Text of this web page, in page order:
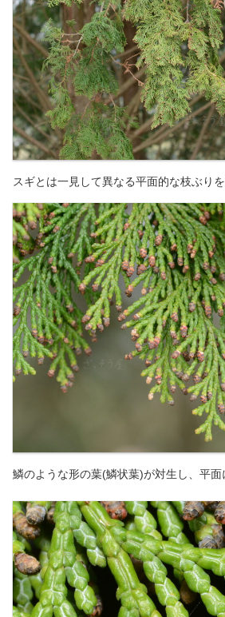
スギとは一見して異なる平面的な枝ぶりを
鱗のような形の葉(鱗状葉)が対生し、平面